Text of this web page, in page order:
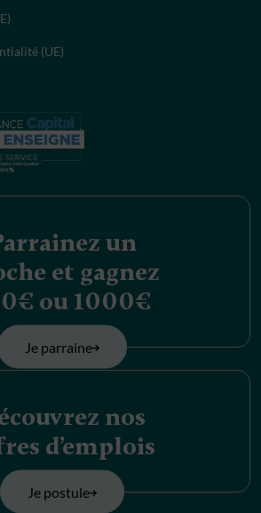
(UE)
un
et gagnez
ou 1000€
Je parraine
nos
d’emplois
Je postule